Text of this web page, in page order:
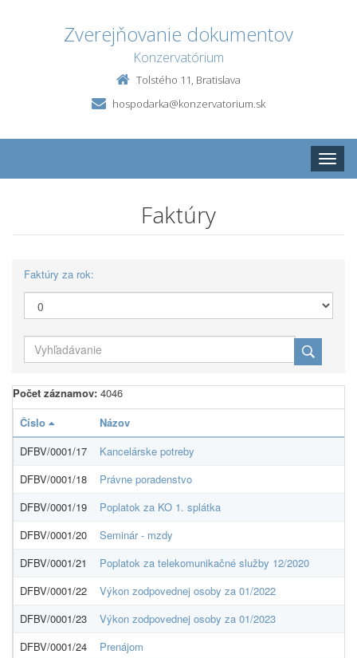
Zverejňovanie dokumentov
Konzervatórium
Tolstého 11, Bratislava
hospodarka@konzervatorium.sk
Toggle
Faktúry
Faktúry za rok:
Počet záznamov: 4046
Číslo
Názov
DFBV/0001/17
Kancelárske potreby
DFBV/0001/18
Právne poradenstvo
DFBV/0001/19
Poplatok za KO 1. splátka
DFBV/0001/20
Seminár - mzdy
DFBV/0001/21
Poplatok za telekomunikačné služby 12/2020
DFBV/0001/22
Výkon zodpovednej osoby za 01/2022
DFBV/0001/23
Výkon zodpovednej osoby za 01/2023
DFBV/0001/24
Prenájom